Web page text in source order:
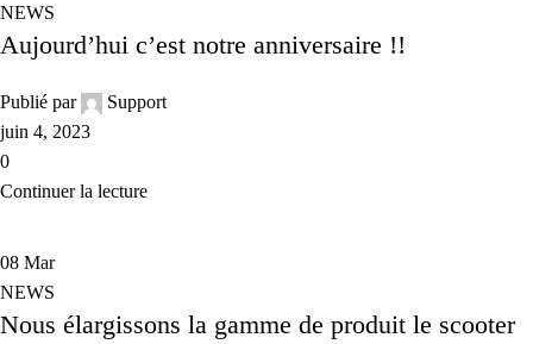
NEWS
Aujourd’hui c’est notre anniversaire !!
Publié par
Support
juin 4, 2023
0
Continuer la lecture
08 Mar
NEWS
Nous élargissons la gamme de produit le scooter